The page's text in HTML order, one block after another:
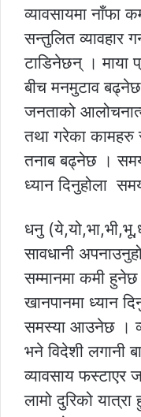
व्यावसायमा नाँफा
सन्तुलित व्यावहार
टाडिनेछन् । माया
बीच मनमुटाव
जनताको
तथा गरेका कामहरु
तनाब बढ्नेछ ।
ध्यान दिनुहोला
धनु
सावधानी
सम्मानमा कमी हुनेछ
खानपानमा ध्यान
समस्या आउनेछ ।
भने विदेशी लगानी
व्यावसाय फस्टाएर
लामो दुरिको